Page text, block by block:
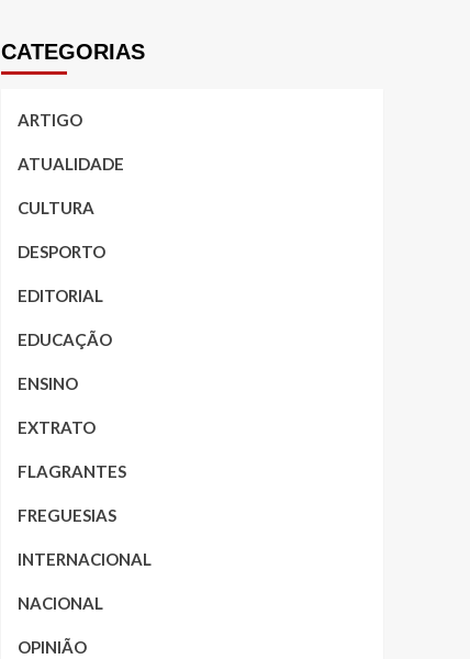
CATEGORIAS
ARTIGO
ATUALIDADE
CULTURA
DESPORTO
EDITORIAL
EDUCAÇÃO
ENSINO
EXTRATO
FLAGRANTES
FREGUESIAS
INTERNACIONAL
NACIONAL
OPINIÃO